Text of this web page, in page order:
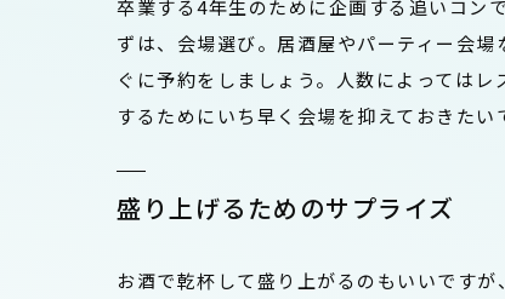
卒業する4年生のために企画する追いコン
ずは、会場選び。居酒屋やパーティー会
ぐに予約をしましょう。人数によっては
するためにいち早く会場を抑えておきたい
盛り上げるためのサプライズ
お酒で乾杯して盛り上がるのもいいです